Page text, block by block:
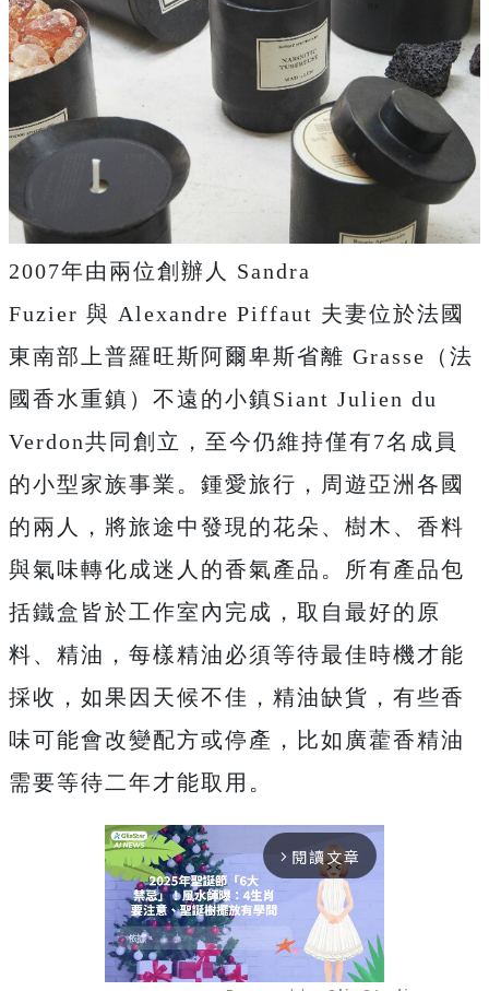
2007年由兩位創辦人 Sandra
Fuzier 與 Alexandre Piffaut 夫妻位於法國
東南部上普羅旺斯阿爾卑斯省離 Grasse（法
國香水重鎮）不遠的小鎮Siant Julien du
Verdon共同創立，至今仍維持僅有7名成員
的小型家族事業。鍾愛旅行，周遊亞洲各國
的兩人，將旅途中發現的花朵、樹木、香料
與氣味轉化成迷人的香氣產品。所有產品包
括鐵盒皆於工作室內完成，取自最好的原
料、精油，每樣精油必須等待最佳時機才能
採收，如果因天候不佳，精油缺貨，有些香
味可能會改變配方或停產，比如廣藿香精油
需要等待二年才能取用。
arrow_forward_ios 閱讀文章